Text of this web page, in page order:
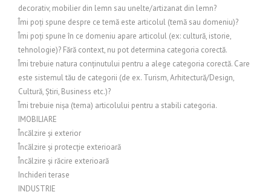
decorativ, mobilier din lemn sau unelte/artizanat din lemn?
Îmi poți spune despre ce temă este articolul (temă sau domeniu)?
Îmi poți spune în ce domeniu apare articolul (ex: cultură, istorie,
tehnologie)? Fără context, nu pot determina categoria corectă.
Îmi trebuie natura conținutului pentru a alege categoria corectă. Care
este sistemul tău de categorii (de ex. Turism, Arhitectură/Design,
Cultură, Știri, Business etc.)?
Îmi trebuie nișa (tema) articolului pentru a stabili categoria.
IMOBILIARE
Încălzire și exterior
Încălzire și protecție exterioară
Încălzire și răcire exterioară
Inchideri terase
INDUSTRIE